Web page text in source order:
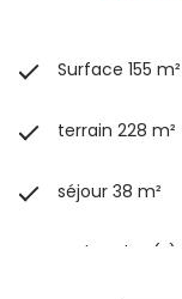
Surface 155 m²
terrain 228 m²
séjour 38 m²
4 chambre(s)